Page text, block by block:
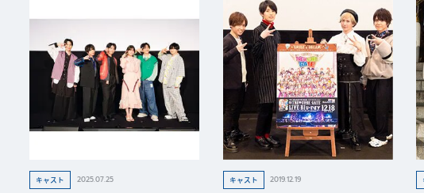
キャスト 2025.07.25 キャスト 2019.12.19